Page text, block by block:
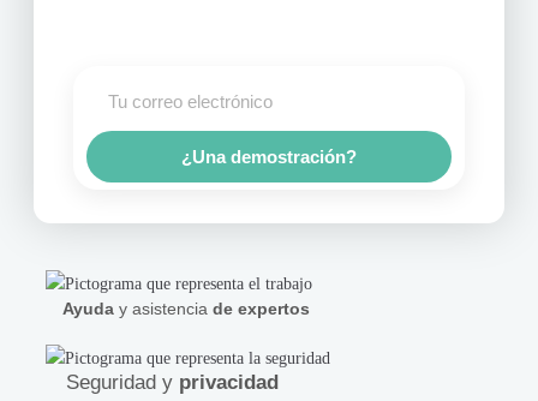
¿Una demostración?
Ayuda y asistencia de expertos
Seguridad y privacidad